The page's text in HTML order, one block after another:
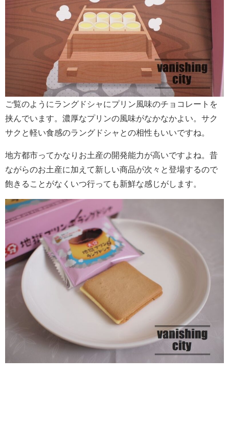
ご覧のようにラングドシャにプリン風味のチョコレートを
挟んでいます。濃厚なプリンの風味がなかなかよい。サク
サクと軽い食感のラングドシャとの相性もいいですね。
地方都市ってかなりお土産の開発能力が高いですよね。昔
ながらのお土産に加えて新しい商品が次々と登場するので
飽きることがなくいつ行っても新鮮な感じがします。